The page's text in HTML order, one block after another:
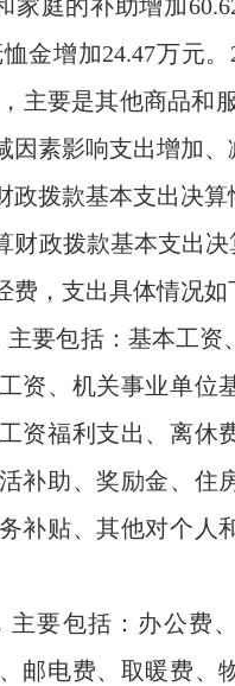
家庭的补助增加
金增加24.47万元
主要是其他商品和
因素影响支出增加、
拨款基本支出决算
政拨款基本支出决
费，支出具体情况如
要包括：基本工资
资、机关事业单位
资福利支出、离休
补助、奖励金、住
补贴、其他对个人
要包括：办公费
邮电费、取暖费、